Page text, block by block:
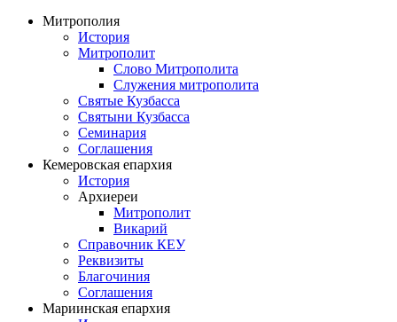
Митрополия
История
Митрополит
Слово Митрополита
Служения митрополита
Святые Кузбасса
Святыни Кузбасса
Семинария
Соглашения
Кемеровская епархия
История
Архиереи
Митрополит
Викарий
Справочник КЕУ
Реквизиты
Благочиния
Соглашения
Мариинская епархия